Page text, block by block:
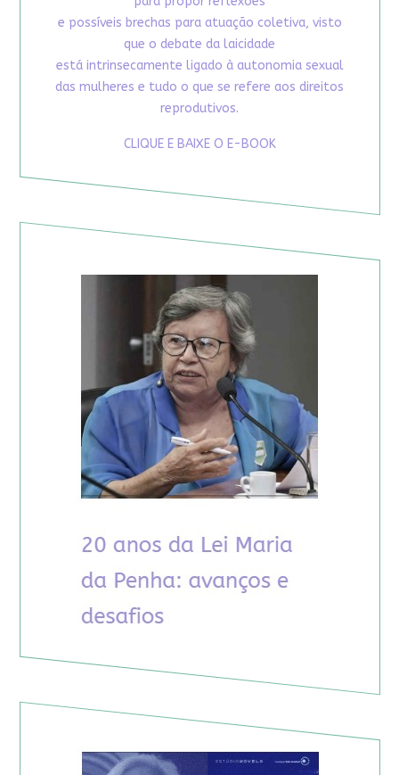
e possíveis brechas para atuação coletiva, visto
que o debate da laicidade
está intrinsecamente ligado à autonomia sexual
das mulheres e tudo o que se refere aos direitos
reprodutivos.
CLIQUE E BAIXE O E-BOOK